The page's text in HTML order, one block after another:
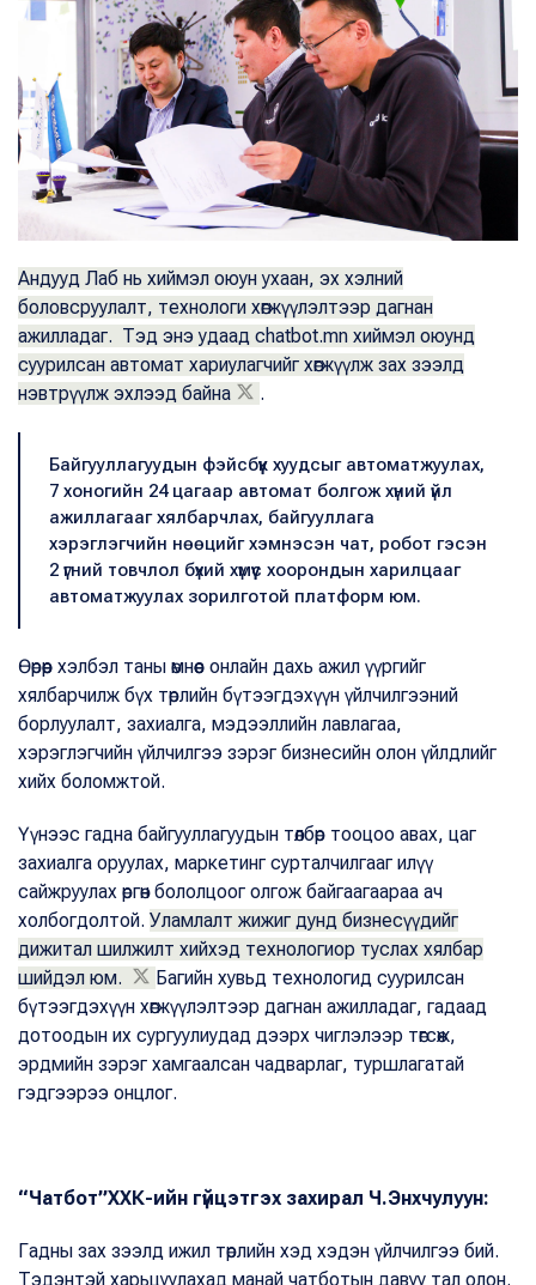
Андууд Лаб нь хиймэл оюун ухаан, эх хэлний
боловсруулалт, технологи хөгжүүлэлтээр дагнан
ажилладаг. Тэд энэ удаад chatbot.mn хиймэл оюунд
суурилсан автомат хариулагчийг хөгжүүлж зах зээлд
нэвтрүүлж эхлээд байна
.
Байгууллагуудын фэйсбүүк хуудсыг автоматжуулах,
7 хоногийн 24 цагаар автомат болгож хүний үйл
ажиллагааг хялбарчлах, байгууллага
хэрэглэгчийн нөөцийг хэмнэсэн чат, робот гэсэн
2 үгний товчлол бүхий хүмүүс хоорондын харилцааг
автоматжуулах зорилготой платформ юм.
Өөрөөр хэлбэл таны өмнөөс онлайн дахь ажил үүргийг
хялбарчилж бүх төрлийн бүтээгдэхүүн үйлчилгээний
борлуулалт, захиалга, мэдээллийн лавлагаа,
хэрэглэгчийн үйлчилгээ зэрэг бизнесийн олон үйлдлийг
хийх боломжтой.
Үүнээс гадна байгууллагуудын төлбөр тооцоо авах, цаг
захиалга оруулах, маркетинг сурталчилгааг илүү
сайжруулах өргөн бололцоог олгож байгаагаараа ач
холбогдолтой. Уламлалт жижиг дунд бизнесүүдийг
дижитал шилжилт хийхэд технологиор туслах хялбар
шийдэл юм.
Багийн хувьд технологид суурилсан
бүтээгдэхүүн хөгжүүлэлтээр дагнан ажилладаг, гадаад
дотоодын их сургуулиудад дээрх чиглэлээр төгсөж,
эрдмийн зэрэг хамгаалсан чадварлаг, туршлагатай
гэдгээрээ онцлог.
“Чатбот”ХХК-ийн гүйцэтгэх захирал Ч.Энхчулуун:
Гадны зах зээлд ижил төрлийн хэд хэдэн үйлчилгээ бий.
Тэдэнтэй харьцуулахад манай чатботын давуу тал олон.